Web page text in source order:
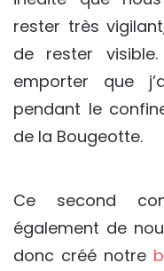
rester très
de rester
emporter que
pendant le
de la Bougeotte.
Ce second
également de
donc créé notre